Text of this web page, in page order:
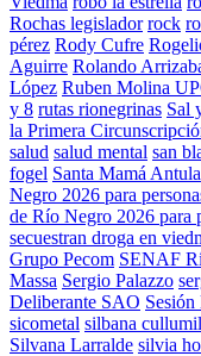
Rochas legislador rock
pérez Rody Cufre
Aguirre Rolando
López Ruben Molina
y 8 rutas rionegrinas Sal
la Primera
salud salud mental san
fogel Santa Mamá Antula
Negro 2026 para
de Río Negro 2026 para
secuestran droga en
Grupo Pecom SENAF
Massa Sergio Palazzo
Deliberante SAO
sicometal silbana
Silvana Larralde silvia